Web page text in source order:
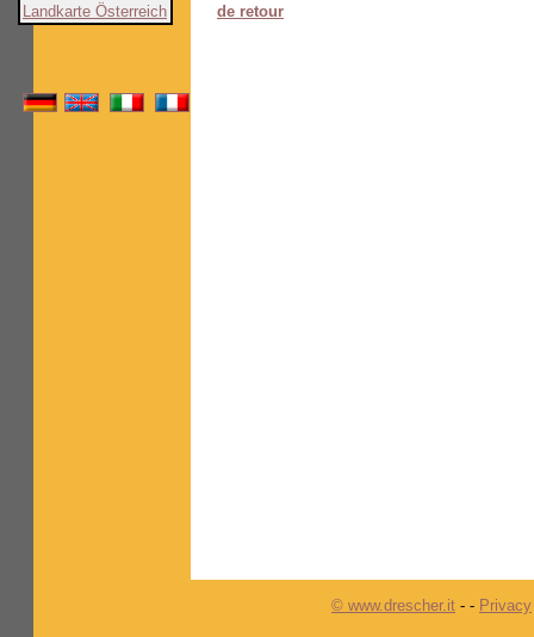
Landkarte Österreich de retour
© www.drescher.it - - Privacy